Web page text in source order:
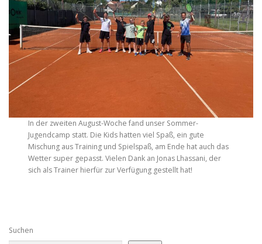
In der zweiten August-Woche fand unser Sommer-
Jugendcamp statt. Die Kids hatten viel Spaß, ein gute
Mischung aus Training und Spielspaß, am Ende hat auch das
Wetter super gepasst. Vielen Dank an Jonas Lhassani, der
sich als Trainer hierfür zur Verfügung gestellt hat!
Suchen